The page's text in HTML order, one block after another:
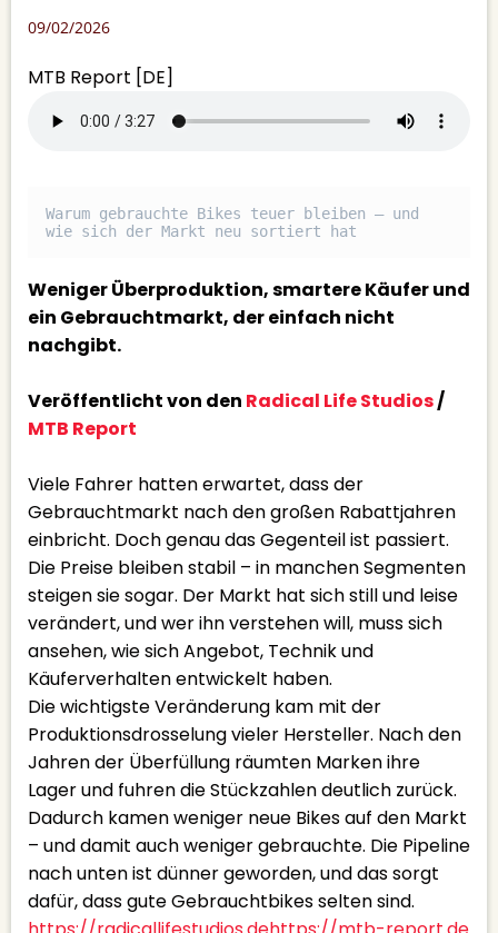
09/02/2026
MTB Report [DE]
Warum gebrauchte Bikes teuer bleiben – und
wie sich der Markt neu sortiert hat
Weniger Überproduktion, smartere Käufer und
ein Gebrauchtmarkt, der einfach nicht
nachgibt.
Veröffentlicht von den Radical Life Studios/
MTB Report
Viele Fahrer hatten erwartet, dass der
Gebrauchtmarkt nach den großen Rabattjahren
einbricht. Doch genau das Gegenteil ist passiert.
Die Preise bleiben stabil – in manchen Segmenten
steigen sie sogar. Der Markt hat sich still und leise
verändert, und wer ihn verstehen will, muss sich
ansehen, wie sich Angebot, Technik und
Käuferverhalten entwickelt haben.
Die wichtigste Veränderung kam mit der
Produktionsdrosselung vieler Hersteller. Nach den
Jahren der Überfüllung räumten Marken ihre
Lager und fuhren die Stückzahlen deutlich zurück.
Dadurch kamen weniger neue Bikes auf den Markt
– und damit auch weniger gebrauchte. Die Pipeline
nach unten ist dünner geworden, und das sorgt
dafür, dass gute Gebrauchtbikes selten sind.